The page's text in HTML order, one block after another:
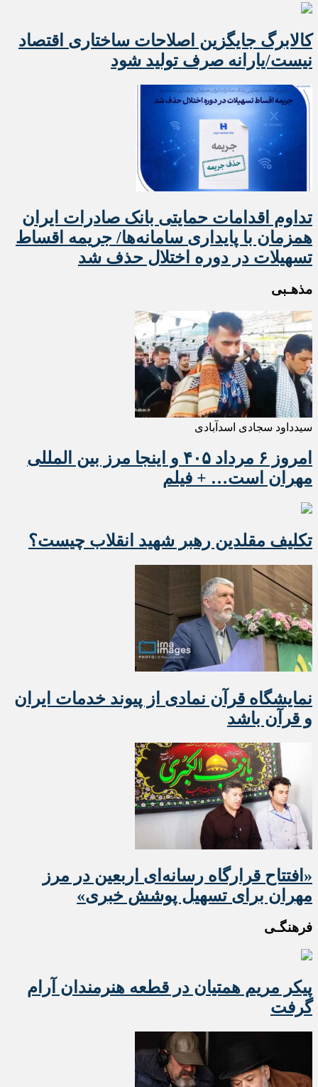
کالابرگ جایگزین اصلاحات ساختاری اقتصاد
نیست/یارانه صرف تولید شود
تداوم اقدامات حمایتی بانک صادرات ایران
همزمان با پایداری سامانه‌ها/ جریمه اقساط
تسهیلات در دوره اختلال حذف شد
مذهـبی
سیدداود سجادی اسدآبادی
امروز ۶ مرداد ۴۰۵ و اینجا مرز بین المللی
مهران است… + فیلم
تکلیف مقلدین رهبر شهید انقلاب چیست؟
نمایشگاه قرآن نمادی از پیوند خدمات ایران
و قرآن باشد
«افتتاح قرارگاه رسانه‌ای اربعین در مرز
مهران برای تسهیل پوشش خبری»
فرهنگـی
پیکر مریم همتیان در قطعه هنرمندان آرام
گرفت